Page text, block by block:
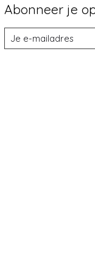
Abonneer je